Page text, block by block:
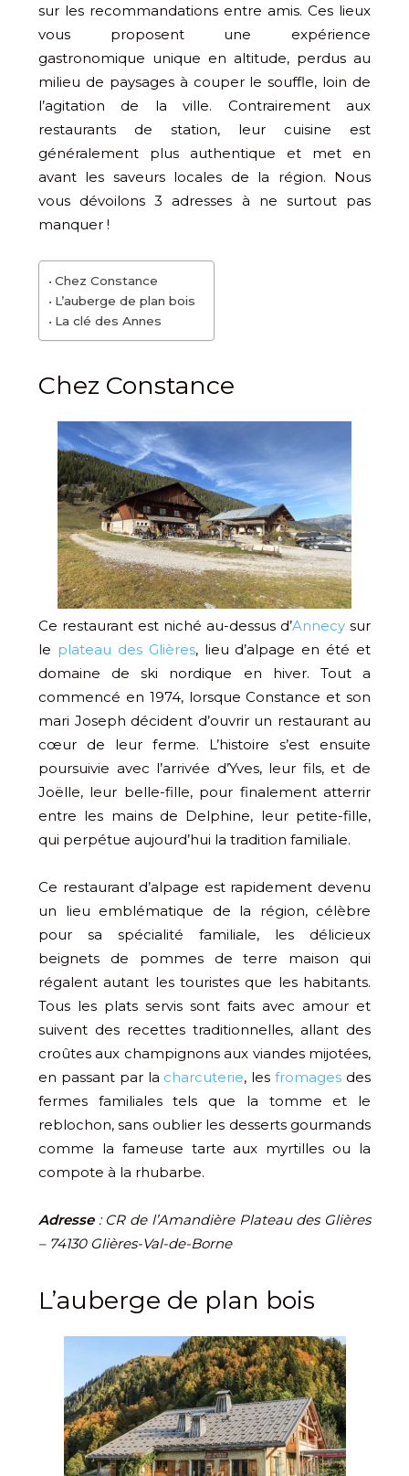
sur les recommandations entre amis. Ces lieux
vous proposent une expérience
gastronomique unique en altitude, perdus au
milieu de paysages à couper le souffle, loin de
l’agitation de la ville. Contrairement aux
restaurants de station, leur cuisine est
généralement plus authentique et met en
avant les saveurs locales de la région. Nous
vous dévoilons 3 adresses à ne surtout pas
manquer !
Chez Constance
L’auberge de plan bois
La clé des Annes
Chez Constance
Ce restaurant est niché au-dessus d’Annecy sur
le plateau des Glières, lieu d’alpage en été et
domaine de ski nordique en hiver. Tout a
commencé en 1974, lorsque Constance et son
mari Joseph décident d’ouvrir un restaurant au
cœur de leur ferme. L’histoire s’est ensuite
poursuivie avec l’arrivée d’Yves, leur fils, et de
Joëlle, leur belle-fille, pour finalement atterrir
entre les mains de Delphine, leur petite-fille,
qui perpétue aujourd’hui la tradition familiale.
Ce restaurant d’alpage est rapidement devenu
un lieu emblématique de la région, célèbre
pour sa spécialité familiale, les délicieux
beignets de pommes de terre maison qui
régalent autant les touristes que les habitants.
Tous les plats servis sont faits avec amour et
suivent des recettes traditionnelles, allant des
croûtes aux champignons aux viandes mijotées,
en passant par la charcuterie, lesfromages des
fermes familiales tels que la tomme et le
reblochon, sans oublier les desserts gourmands
comme la fameuse tarte aux myrtilles ou la
compote à la rhubarbe.
Adresse: CR de l’Amandière Plateau des Glières
– 74130 Glières-Val-de-Borne
L’auberge de plan bois